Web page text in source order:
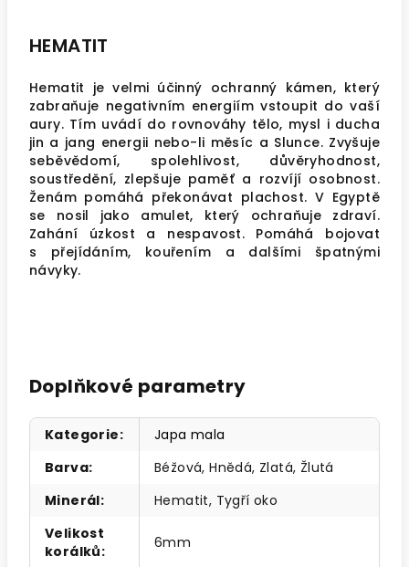
HEMATIT
Hematit je velmi účinný ochranný kámen, který
zabraňuje negativním energiím vstoupit do vaší
aury. Tím uvádí do rovnováhy tělo, mysl i ducha
jin a jang energii nebo-li měsíc a Slunce. Zvyšuje
seběvědomí, spolehlivost, důvěryhodnost,
soustředění, zlepšuje paměť a rozvíjí osobnost.
Ženám pomáhá překonávat plachost. V Egyptě
se nosil jako amulet, který ochraňuje zdraví.
Zahání úzkost a nespavost. Pomáhá bojovat
s přejídáním, kouřením a dalšími špatnými
návyky.
Doplňkové parametry
Kategorie:
Japa mala
Barva:
Béžová, Hnědá, Zlatá, Žlutá
Minerál:
Hematit, Tygří oko
Velikost
korálků: 6mm